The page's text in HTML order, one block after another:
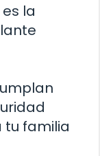
la
tu familia